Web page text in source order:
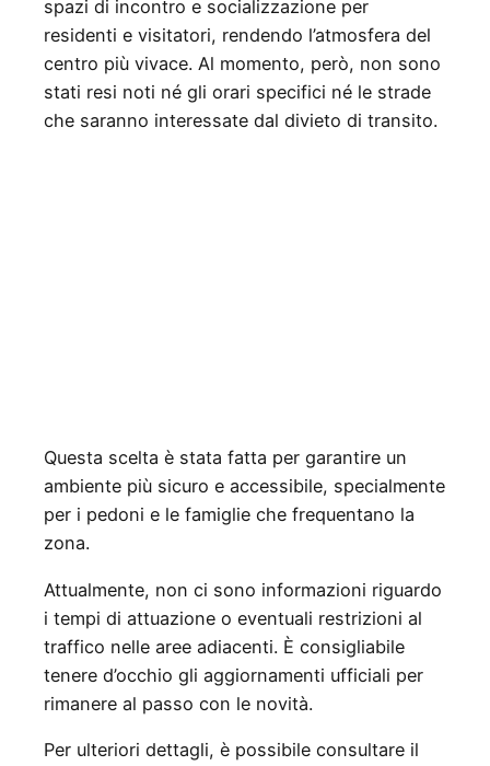
spazi di incontro e socializzazione per
residenti e visitatori, rendendo l’atmosfera del
centro più vivace. Al momento, però, non sono
stati resi noti né gli orari specifici né le strade
che saranno interessate dal divieto di transito.
Questa scelta è stata fatta per garantire un
ambiente più sicuro e accessibile, specialmente
per i pedoni e le famiglie che frequentano la
zona.
Attualmente, non ci sono informazioni riguardo
i tempi di attuazione o eventuali restrizioni al
traffico nelle aree adiacenti. È consigliabile
tenere d’occhio gli aggiornamenti ufficiali per
rimanere al passo con le novità.
Per ulteriori dettagli, è possibile consultare il